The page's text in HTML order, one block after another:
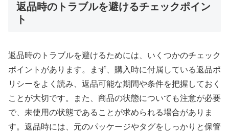
返品時のトラブルを避けるチェックポイン
ト
返品時のトラブルを避けるためには、いくつかのチェック
ポイントがあります。まず、購入時に付属している返品ポ
リシーをよく読み、返品可能な期間や条件を把握しておく
ことが大切です。また、商品の状態についても注意が必要
で、未使用の状態であることが求められる場合がありま
す。返品時には、元のパッケージやタグをしっかりと保管